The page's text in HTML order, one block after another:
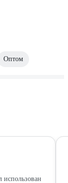
Оптом
использован